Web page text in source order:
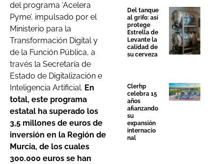
del programa ‘Acelera
Pyme’, impulsado por el
Ministerio para la
Transformación Digital y
de la Función Pública, a
través la Secretaría de
Estado de Digitalización e
Inteligencia Artificial. En
total, este programa
estatal ha superado los
3,5 millones de euros de
inversión en la Región de
Murcia, de los cuales
300.000 euros se han
Del tanque
al grifo: así
protege
Estrella de
Levante la
calidad de
su cerveza
Clerhp
celebra 15
años
afianzando
su
expansión
internacio
nal